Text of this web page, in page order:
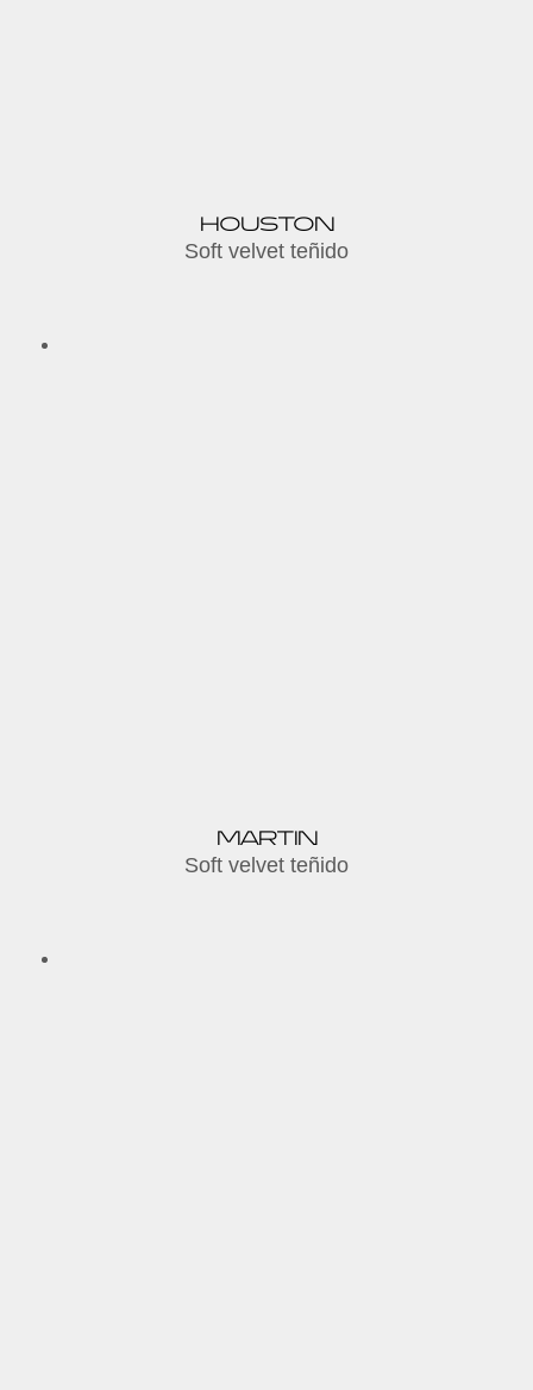
HOUSTON
Soft velvet teñido
MARTIN
Soft velvet teñido